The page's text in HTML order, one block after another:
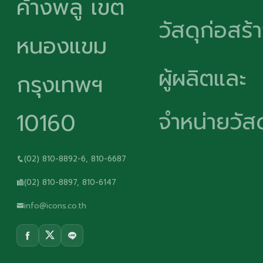
ค้างพลู เขต
หนองแขม
กรุงเทพฯ
10160
(02) 810-8892-6, 810-6687
(02) 810-8897, 810-6147
info@icons.co.th
วัสดุก่อสร้
ผู้ผลิตและ
จำหน่ายวั